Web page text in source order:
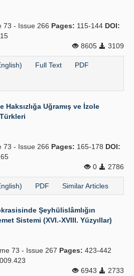
73 - Issue 266 Pages: 115-144 DOI:
8605
3109
Full Text PDF
Haksızlığa Uğramış ve İzole
73 - Issue 266 Pages: 165-178 DOI:
0
2786
PDF Similar Articles
Şeyhülislâmlığın
Sistemi (XVI.-XVIII. Yüzyıllar)
73 - Issue 267 Pages: 423-442
6943
2733